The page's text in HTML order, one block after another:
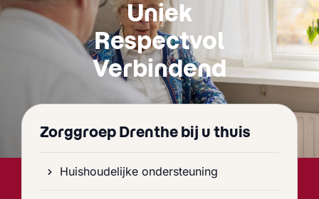
Uniek
Respectvol
Verbindend
Zorggroep Drenthe bij u thuis
Huishoudelijke ondersteuning